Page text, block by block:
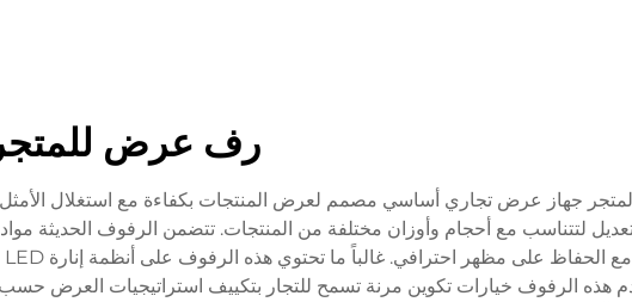
رف عرض
جهاز عرض تجاري أساسي مصمم لعرض المنتجات بكفاءة مع استغلال الأمثل
لتتناسب مع أحجام وأوزان مختلفة من المنتجات. تتضمن الرفوف الحديثة
هذه الرفوف خيارات تكوين مرنة تسمح للتجار بتكييف استراتيجيات العرض